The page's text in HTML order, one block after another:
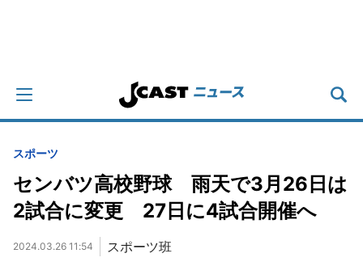
スポーツ
センバツ高校野球 雨天で3月26日は
2試合に変更 27日に4試合開催へ
2024.03.26 11:54 スポーツ班